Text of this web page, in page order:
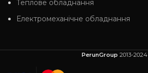
Теплове обладнання
Електромеханічне обладнання
PerunGroup 2013-2024